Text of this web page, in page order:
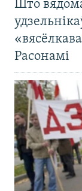
Што
Расонамі